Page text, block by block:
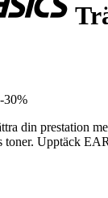
-30%
din prestation
toner. Upptäck